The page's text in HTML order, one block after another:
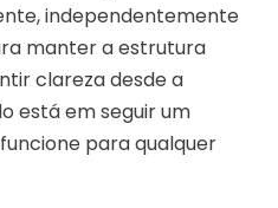
independentemente
manter a estrutura
clareza desde a
está em seguir um
para qualquer